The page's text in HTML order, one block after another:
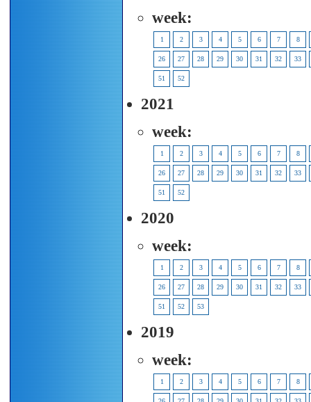
week:
1 2 3 4 5 6 7 8
26 27 28 29 30 31 32 33
51 52
2021
week:
1 2 3 4 5 6 7 8
26 27 28 29 30 31 32 33
51 52
2020
week:
1 2 3 4 5 6 7 8
26 27 28 29 30 31 32 33
51 52 53
2019
week:
1 2 3 4 5 6 7 8